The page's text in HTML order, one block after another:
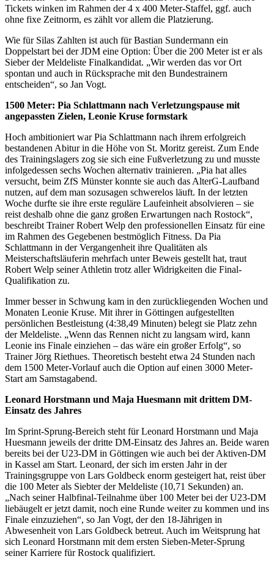
Tickets winken im Rahmen der 4 x 400 Meter-Staffel, ggf. auch
ohne fixe Zeitnorm, es zählt vor allem die Platzierung.
Wie für Silas Zahlten ist auch für Bastian Sundermann ein
Doppelstart bei der JDM eine Option: Über die 200 Meter ist er als
Sieber der Meldeliste Finalkandidat. „Wir werden das vor Ort
spontan und auch in Rücksprache mit den Bundestrainern
entscheiden“, so Jan Vogt.
1500 Meter: Pia Schlattmann nach Verletzungspause mit
angepassten Zielen, Leonie Kruse formstark
Hoch ambitioniert war Pia Schlattmann nach ihrem erfolgreich
bestandenen Abitur in die Höhe von St. Moritz gereist. Zum Ende
des Trainingslagers zog sie sich eine Fußverletzung zu und musste
infolgedessen sechs Wochen alternativ trainieren. „Pia hat alles
versucht, beim ZfS Münster konnte sie auch das AlterG-Laufband
nutzen, auf dem man sozusagen schwerelos läuft. In der letzten
Woche durfte sie ihre erste reguläre Laufeinheit absolvieren – sie
reist deshalb ohne die ganz großen Erwartungen nach Rostock“,
beschreibt Trainer Robert Welp den professionellen Einsatz für eine
im Rahmen des Gegebenen bestmöglich Fitness. Da Pia
Schlattmann in der Vergangenheit ihre Qualitäten als
Meisterschaftsläuferin mehrfach unter Beweis gestellt hat, traut
Robert Welp seiner Athletin trotz aller Widrigkeiten die Final-
Qualifikation zu.
Immer besser in Schwung kam in den zurückliegenden Wochen und
Monaten Leonie Kruse. Mit ihrer in Göttingen aufgestellten
persönlichen Bestleistung (4:38,49 Minuten) belegt sie Platz zehn
der Meldeliste. „Wenn das Rennen nicht zu langsam wird, kann
Leonie ins Finale einziehen – das wäre ein großer Erfolg“, so
Trainer Jörg Riethues. Theoretisch besteht etwa 24 Stunden nach
dem 1500 Meter-Vorlauf auch die Option auf einen 3000 Meter-
Start am Samstagabend.
Leonard Horstmann und Maja Huesmann mit drittem DM-
Einsatz des Jahres
Im Sprint-Sprung-Bereich steht für Leonard Horstmann und Maja
Huesmann jeweils der dritte DM-Einsatz des Jahres an. Beide waren
bereits bei der U23-DM in Göttingen wie auch bei der Aktiven-DM
in Kassel am Start. Leonard, der sich im ersten Jahr in der
Trainingsgruppe von Lars Goldbeck enorm gesteigert hat, reist über
die 100 Meter als Siebter der Meldeliste (10,71 Sekunden) an.
„Nach seiner Halbfinal-Teilnahme über 100 Meter bei der U23-DM
liebäugelt er jetzt damit, noch eine Runde weiter zu kommen und ins
Finale einzuziehen“, so Jan Vogt, der den 18-Jährigen in
Abwesenheit von Lars Goldbeck betreut. Auch im Weitsprung hat
sich Leonard Horstmann mit dem ersten Sieben-Meter-Sprung
seiner Karriere für Rostock qualifiziert.